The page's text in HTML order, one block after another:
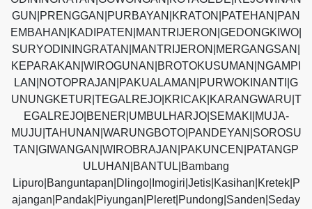
GUN|PRENGGAN|PURBAYAN|KRATON|PATEHAN|PAN
EMBAHAN|KADIPATEN|MANTRIJERON|GEDONGKIWO|
SURYODININGRATAN|MANTRIJERON|MERGANGSAN|
KEPARAKAN|WIROGUNAN|BROTOKUSUMAN|NGAMPI
LAN|NOTOPRAJAN|PAKUALAMAN|PURWOKINANTI|G
UNUNGKETUR|TEGALREJO|KRICAK|KARANGWARU|T
EGALREJO|BENER|UMBULHARJO|SEMAKI|MUJA-
MUJU|TAHUNAN|WARUNGBOTO|PANDEYAN|SOROSU
TAN|GIWANGAN|WIROBRAJAN|PAKUNCEN|PATANGP
ULUHAN|BANTUL|Bambang
Lipuro|Banguntapan|Dlingo|Imogiri|Jetis|Kasihan|Kretek|P
ajangan|Pandak|Piyungan|Pleret|Pundong|Sanden|Seday